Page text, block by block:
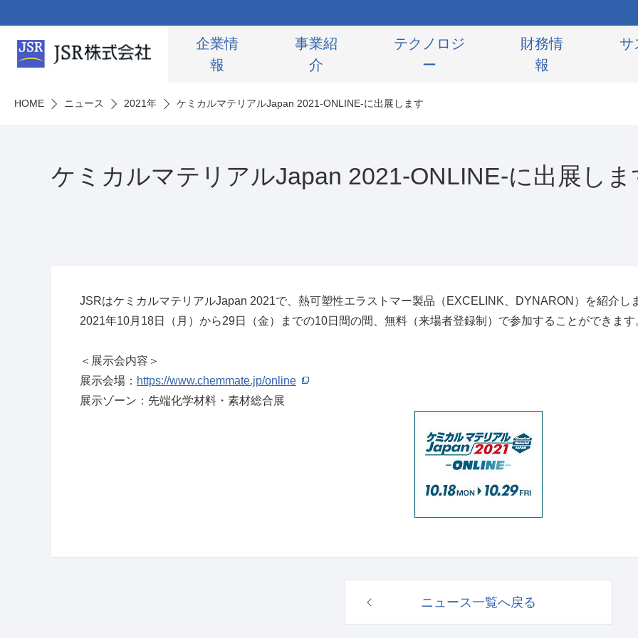
企業情
報
事業紹
介
テクノロジ
ー
財務情
報
サ
HOME ニュース 2021年 ケミカルマテリアルJapan 2021-ONLINE-に出展します
ケミカルマテリアルJapan 2021-ONLINE-に出展しま
JSRはケミカルマテリアルJapan 2021で、熱可塑性エラストマー製品（ EXCELINK DYNARON ）を紹介し
2021年10月 18日（月）から29日（金）までの10日間の間、無料（来場者登録制）で参加することができます
＜展示会内容＞
展示会場： https://www.chemmate.jp/online
展示ゾーン：先端化学材料・素材総合展
ニュース一覧へ戻る